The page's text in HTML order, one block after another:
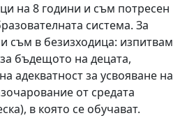
на 8 години и съм потресен
система. За
съм в безизходица: изпитвам
бъдещото на децата,
адекватност за усвояване на
от средата
в която се обучават.